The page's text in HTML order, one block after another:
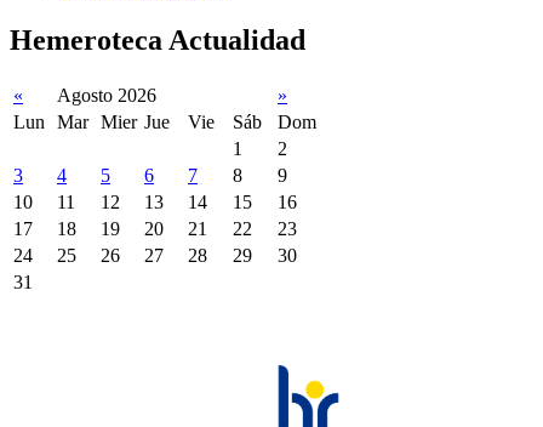
Hemeroteca Actualidad
« Agosto 2026
»
Lun
Mar Mier Jue Vie Sáb
Dom
1
2
3
4 5 6 7 8
9
10
11 12 13 14 15
16
17
18 19 20 21 22
23
24
25 26 27 28 29
30
31